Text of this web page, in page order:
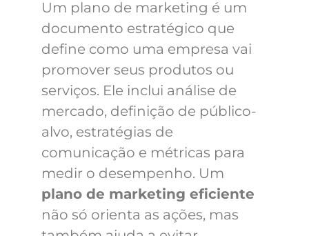
Um plano de marketing é um
documento estratégico que
define como uma empresa vai
promover seus produtos ou
serviços. Ele inclui análise de
mercado, definição de público-
alvo, estratégias de
comunicação e métricas para
medir o desempenho. Um
plano de marketing eficiente
não só orienta as ações, mas